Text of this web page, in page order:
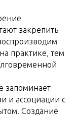
закрепить
практике, тем
запоминает
и ассоциации с
Создание